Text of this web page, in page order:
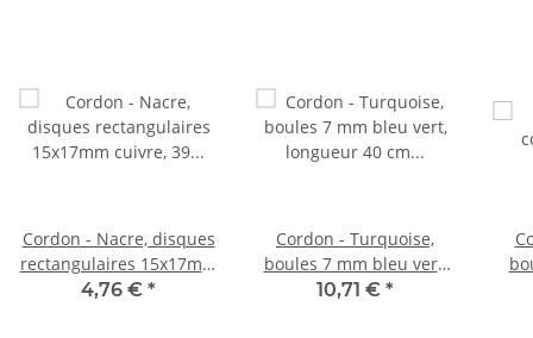
Cordon - Nacre, disques
rectangulaires 15x17mm
cuivre, 39 cm /0938
4,76 € *
Cordon - Turquoise,
boules 7 mm bleu vert,
longueur 40 cm /4182
10,71 € *